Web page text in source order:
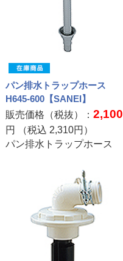
パン排水トラップホース
H645-600【SANEI】
販売価格（税抜）： 2,100
円 （税込 2,310円）
パン排水トラップホース